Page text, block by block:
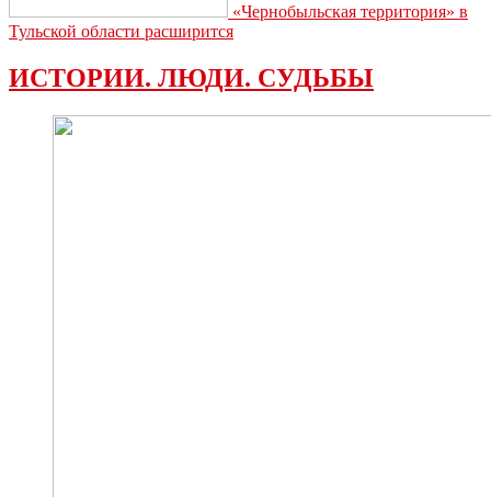
«Чернобыльская территория» в
Тульской области расширится
ИСТОРИИ. ЛЮДИ. СУДЬБЫ